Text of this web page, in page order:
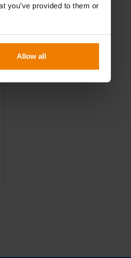
you’ve provided to them or
Allow all